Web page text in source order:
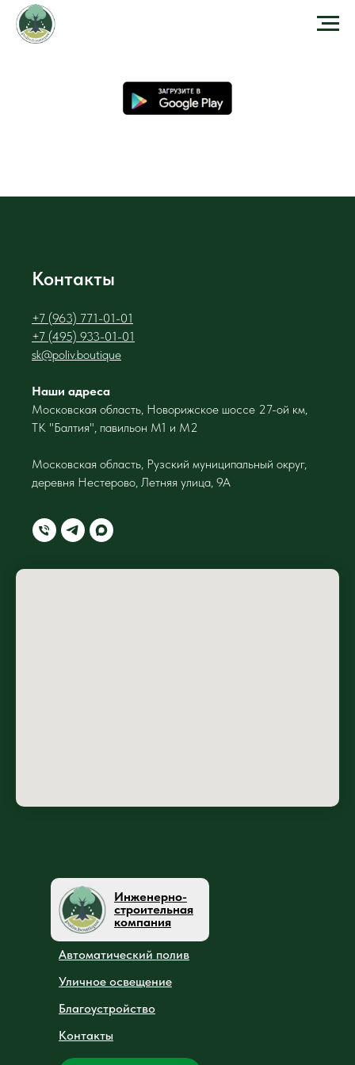
Контакты
+7 (963) 771-01-01
+7 (495) 933-01-01
sk@poliv.boutique
Наши адреса
Московская область, Новорижское шоссе 27-ой км,
ТК "Балтия", павильон М1 и М2
Московская область, Рузский муниципальный округ,
деревня Нестерово, Летняя улица, 9А
Инженерно-
строительная
компания
Автоматический полив
Уличное освещение
Благоустройство
Контакты